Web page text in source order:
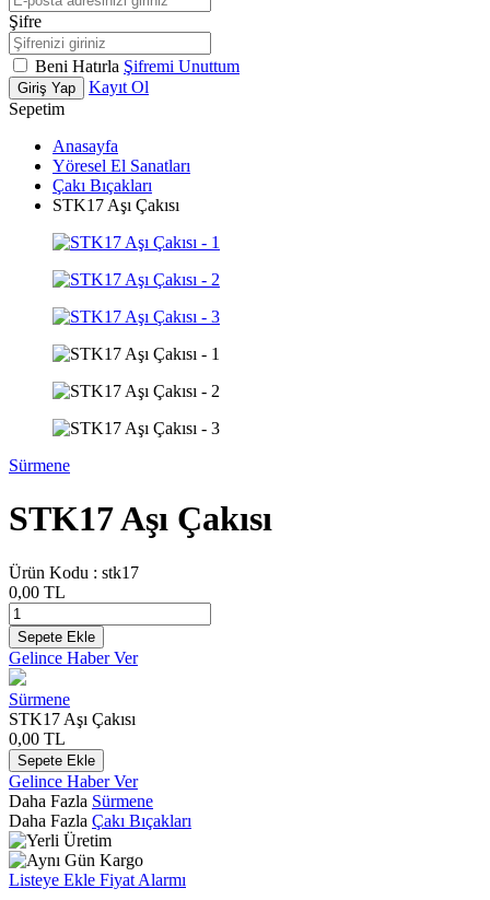
Şifre
Beni Hatırla Şifremi Unuttum
Giriş Yap
Kayıt Ol
Sepetim
Anasayfa
Yöresel El Sanatları
Çakı Bıçakları
STK17 Aşı Çakısı
Sürmene
STK17 Aşı Çakısı
Ürün Kodu : stk17
0,00 TL
Sepete Ekle
Gelince Haber Ver
Sürmene
STK17 Aşı Çakısı
0,00 TL
Sepete Ekle
Gelince Haber Ver
Daha Fazla Sürmene
Daha Fazla Çakı Bıçakları
Listeye Ekle Fiyat Alarmı